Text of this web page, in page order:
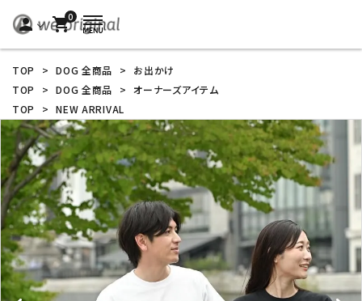
person 0
shopping_cart
TOP > DOG 全商品 >
お出かけ
TOP
> DOG 全商品 >
オーナーズアイテム
TOP
> NEW ARRIVAL